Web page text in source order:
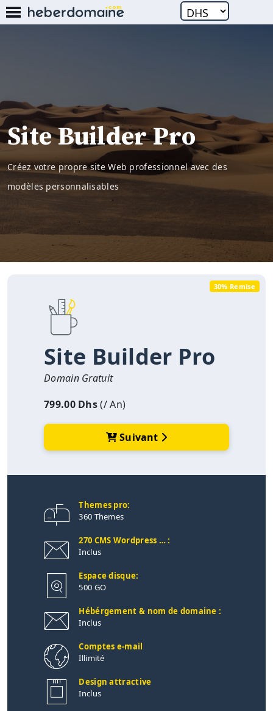
Site Builder Pro
Créez votre propre site Web professionnel avec des
modèles personnalisables
30% Remise
Site Builder Pro
Domain Gratuit
799.00 Dhs(/ An)
Suivant
Themes pro:
360 Themes
270 CMS Wordpress … :
Inclus
Espace disque:
500 GO
Hébérgement & nom de domaine :
Inclus
Comptes e-mail
Illimité
Design attractive
Inclus